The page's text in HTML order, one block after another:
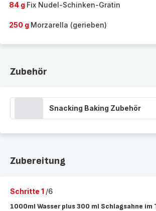
84 g Fix Nudel-Schinken-Gratin
250 g Morzarella (gerieben)
Zubehör
Snacking Baking Zubehör
Zubereitung
Schritte 1 /6
1000ml Wasser plus 300 ml Schlagsahne im